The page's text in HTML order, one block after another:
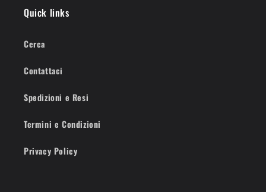
Quick links
Cerca
Contattaci
Spedizioni e Resi
Termini e Condizioni
Privacy Policy